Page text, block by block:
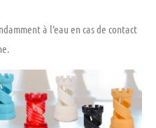
à l’eau en cas de contact